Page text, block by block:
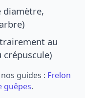
diamètre,
au
guides : Frelon
guêpes.